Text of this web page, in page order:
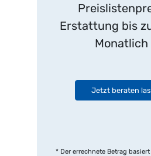
Erstattung bis
Monatlich
Jetzt beraten
* Der errechnete Betrag